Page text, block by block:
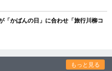
かばんの日」に合わせ「旅行川柳コ
もっと見る